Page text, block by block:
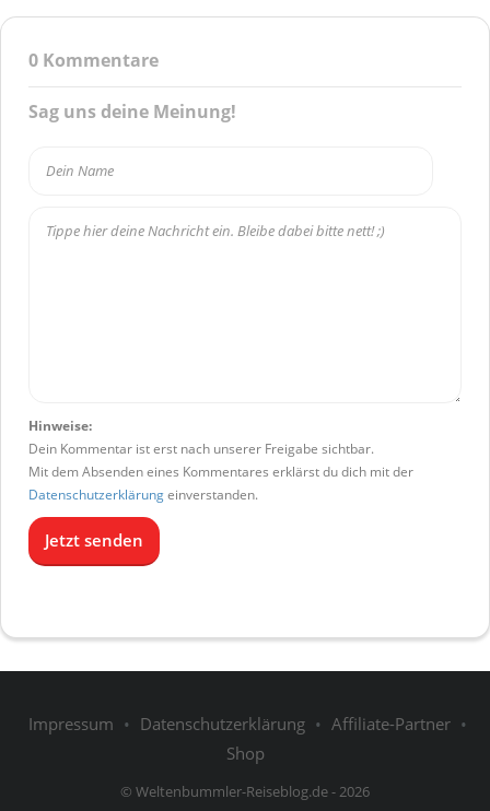
0 Kommentare
Sag uns deine Meinung!
Hinweise:
Dein Kommentar ist erst nach unserer Freigabe sichtbar.
Mit dem Absenden eines Kommentares erklärst du dich mit der
Datenschutzerklärungeinverstanden.
Impressum • Datenschutzerklärung • Affiliate-Partner •
Shop
© Weltenbummler-Reiseblog.de - 2026